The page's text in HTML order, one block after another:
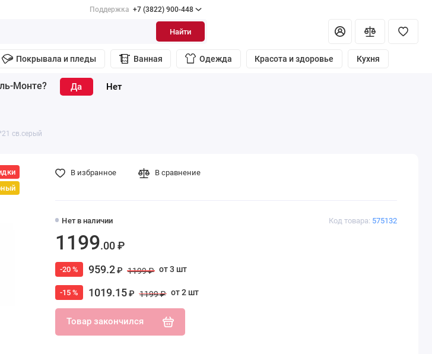
Поддержка +7 (3822) 900-448
Найти
Покрывала и пледы Ванная Одежда Красота и здоровье Кухня
Монте?
св.серый
Код товара: 575132
Нет в наличии
1199.00 ₽
-20 % 959.2₽ 1199 ₽ от 3 шт
-15 % 1019.15₽ 1199 ₽ от 2 шт
Товар закончился
В избранное В сравнение